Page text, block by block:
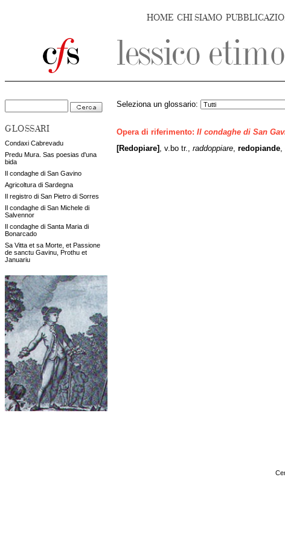
HOME CHI SIAMO
GLOSSARI
Condaxi Cabrevadu
Predu Mura. Sas poesias d'una
bida
Il condaghe di San Gavino
Agricoltura di Sardegna
Il registro di San Pietro di Sorres
Il condaghe di San Michele di
Salvennor
Il condaghe di Santa Maria di
Bonarcado
Sa Vitta et sa Morte, et Passione
de sanctu Gavinu, Prothu et
Januariu
Seleziona un glossario:
Opera di riferimento: Il condaghe di San
[Redopiare]
, v.bo tr., raddoppiare redopiande